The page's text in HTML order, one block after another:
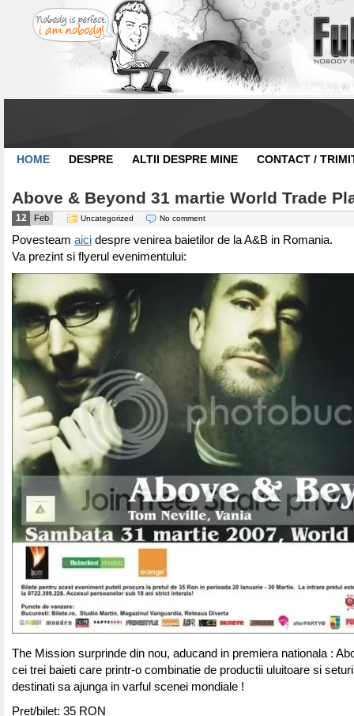
HOME DESPRE ALTII DESPRE MINE CONTACT /
Above & Beyond 31 martie World Trade
12 Feb Uncategorized No comment
Povesteam aici despre venirea baietilor de la A&B in Romania.
Va prezint si flyerul evenimentului:
The Mission surprinde din nou, aducand in premiera nationala :
cei trei baieti care printr-o combinatie de productii uluitoare si
destinati sa ajunga in varful scenei mondiale !
Pret/bilet: 35 RON